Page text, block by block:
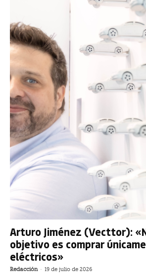
Arturo Jiménez (Vecttor):
objetivo es comprar
eléctricos»
Redacción - 19 de julio de 2026